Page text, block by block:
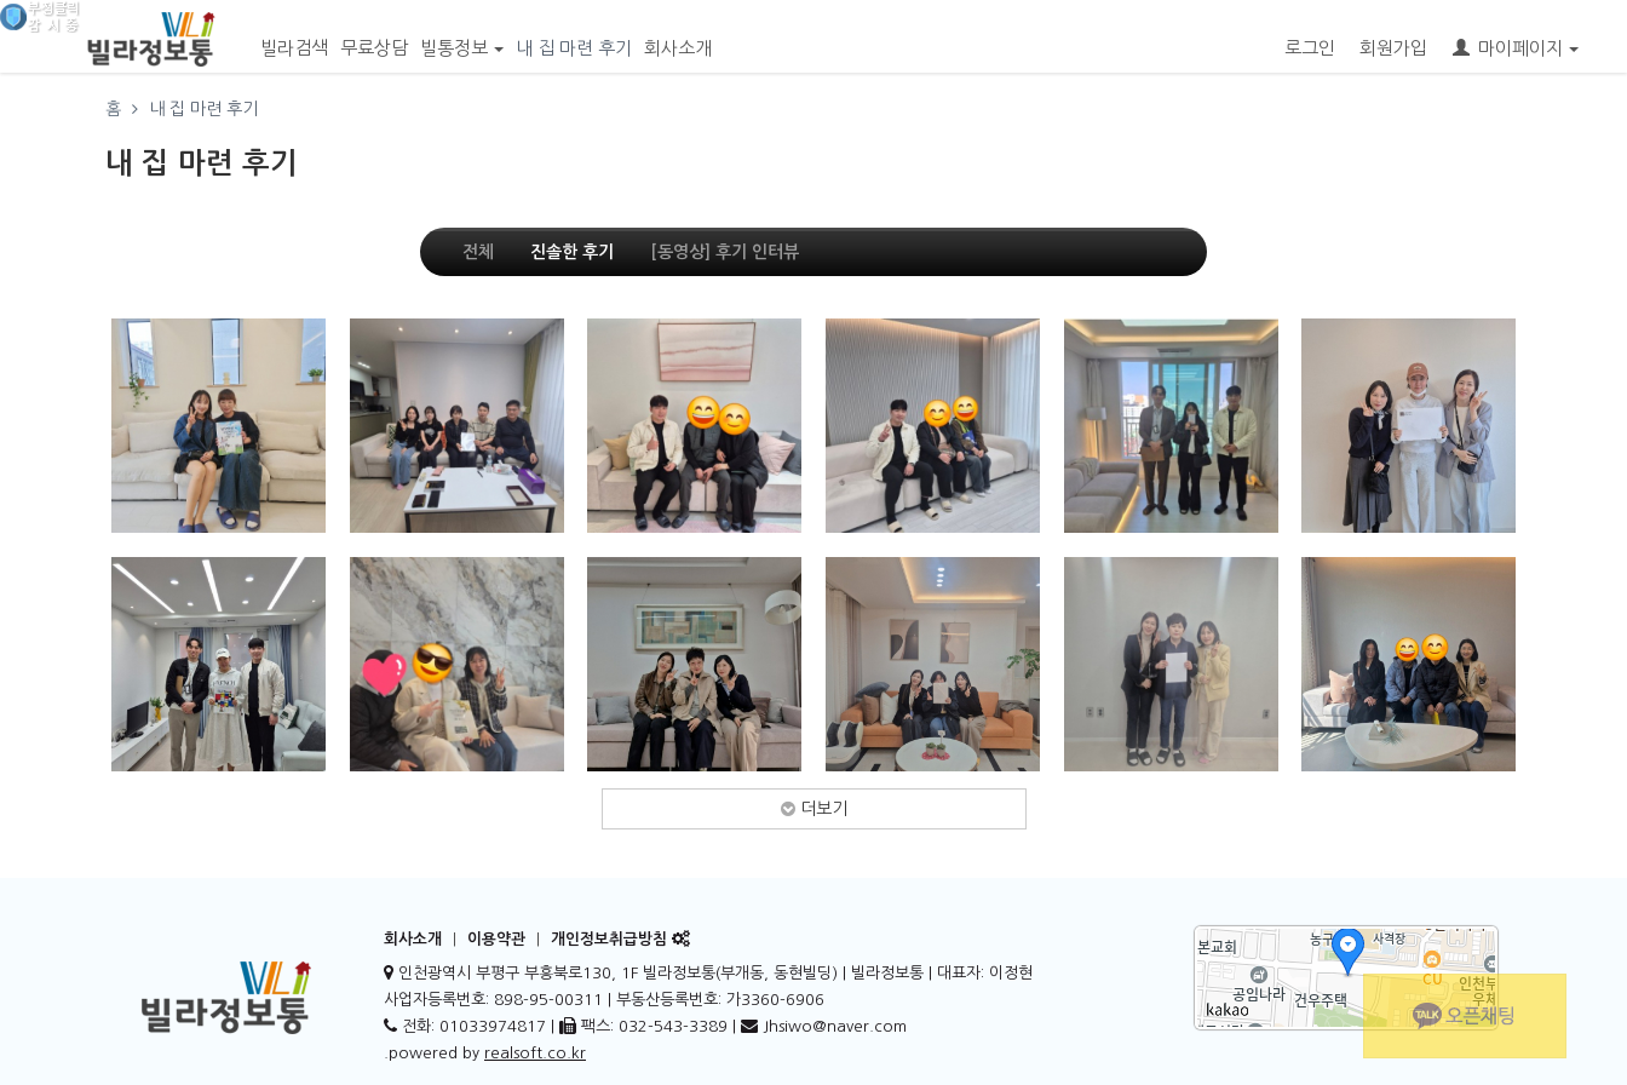
로그인 회원가입 마이페이지
빌라검색 무료상담 빌통정보 내 집 마련 후기 회사소개
홈 내 집 마련 후기
내 집 마련 후기
전체 진솔한 후기 [동영상] 후기 인터뷰
더보기
회사소개 이용약관 개인정보취급방침
인천광역시 부평구 부흥북로130, 1F 빌라정보통(부개동, 동현빌딩) | 빌라정보통 | 대표자: 이정현
사업자등록번호: 898-95-00311 | 부동산등록번호: 가3360-6906
전화: 01033974817 |
팩스: 032-543-3389 |
Jhsiwo@naver.com
.powered by realsoft.co.kr